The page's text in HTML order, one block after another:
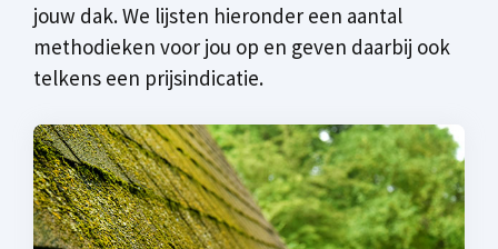
jouw dak. We lijsten hieronder een aantal
methodieken voor jou op en geven daarbij ook
telkens een prijsindicatie.